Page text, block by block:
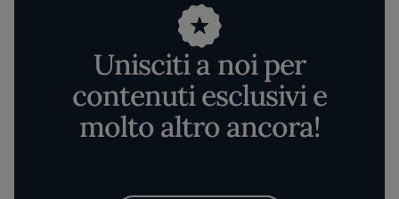
Unisciti a noi per
contenuti esclusivi e
molto altro ancora!